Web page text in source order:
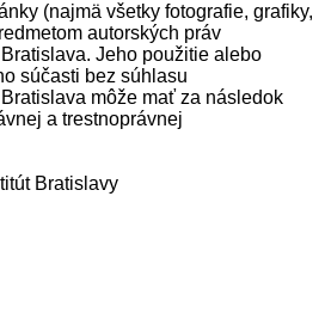
(najmä všetky fotografie, grafiky,
autorských práv
Jeho použitie alebo
súčasti bez súhlasu
môže mať za následok
a trestnoprávnej
Bratislavy